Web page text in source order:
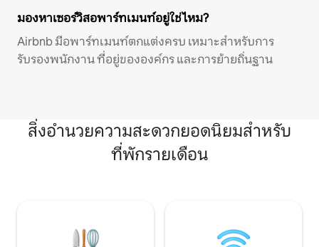
มองหาเซอร์วิสอพาร์ทเมนท์อยู่ใช่ไหม?
Airbnb มีอพาร์ทเมนท์ตกแต่งครบ เหมาะสำหรับการ
รับรองพนักงาน ที่อยู่ขององค์กร และการย้ายถิ่นฐาน
สิ่งอำนวยความสะดวกยอดนิยมสำหรับ
ที่พักรายเดือน